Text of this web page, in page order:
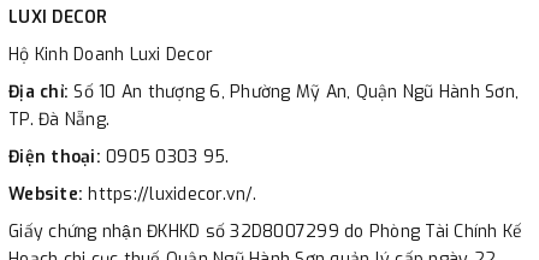
LUXI DECOR
Hộ Kinh Doanh Luxi Decor
Địa chỉ: Số 10 An thượng 6, Phường Mỹ An, Quận Ngũ Hành Sơn,
TP. Đà Nẵng.
Điện thoại: 0905 0303 95.
Website: https://luxidecor.vn/.
Giấy chứng nhận ĐKHKD số 32D8007299 do Phòng Tài Chính Kế